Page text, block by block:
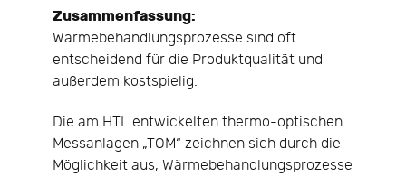
Zusammenfassung:
Wärmebehandlungsprozesse sind oft
entscheidend für die Produktqualität und
außerdem kostspielig.
Die am HTL entwickelten thermo-optischen
Messanlagen „TOM“ zeichnen sich durch die
Möglichkeit aus, Wärmebehandlungsprozesse